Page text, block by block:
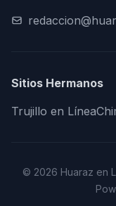
Sitios Hermanos
Trujillo en Línea
© 2026 Huaraz en